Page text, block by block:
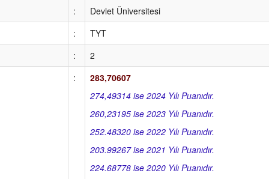
:
Devlet Üniversitesi
:
TYT
:
2
:
283,70607
274,49314 ise 2024 Yılı Puanıdır.
260,23195 ise 2023 Yılı Puanıdır.
252.48320 ise 2022 Yılı Puanıdır.
203.99267 ise 2021 Yılı Puanıdır.
224.68778 ise 2020 Yılı Puanıdır.